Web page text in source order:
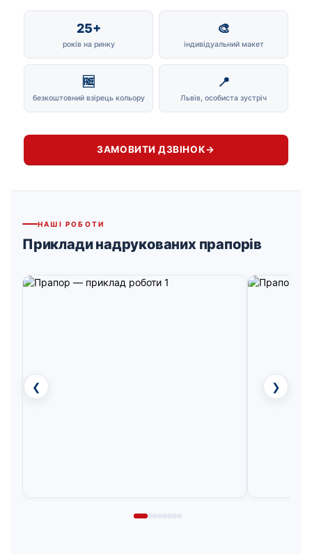
25+
років на ринку
🎨
індивідуальний макет
🆓
безкоштовний взірець кольору
📍
Львів, особиста зустріч
ЗАМОВИТИ ДЗВІНОК→
НАШІ РОБОТИ
Приклади надрукованих прапорів
❮ ❯